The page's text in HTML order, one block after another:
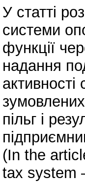
У статті
системи
функції
надання
активності
пільг і
(In the
tax system